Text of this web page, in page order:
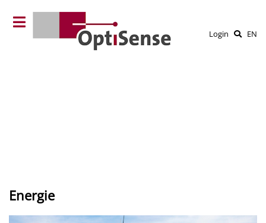
Login EN
Energie